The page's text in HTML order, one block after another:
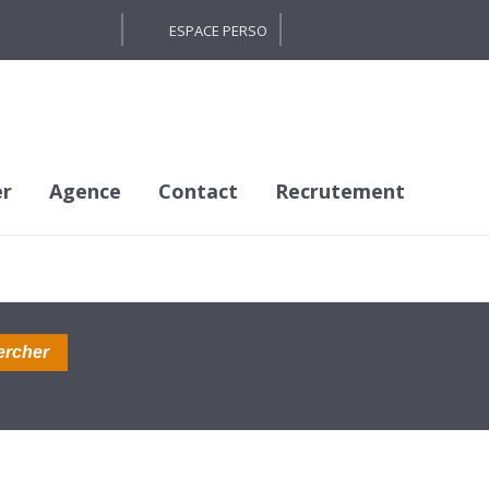
ESPACE PERSO
Agence Contact Recrutement